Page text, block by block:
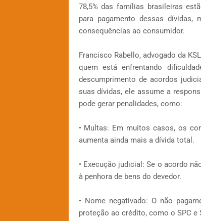
78,5% das famílias brasileiras
para pagamento dessas
consequências ao consumidor.
Francisco Rabello, advogado da
quem está enfrentando
descumprimento de acordos
suas dívidas, ele assume a
pode gerar penalidades, como:
• Multas: Em muitos casos, os
aumenta ainda mais a dívida total.
• Execução judicial: Se o acordo
à penhora de bens do devedor.
• Nome negativado: O não
proteção ao crédito, como o SPC e